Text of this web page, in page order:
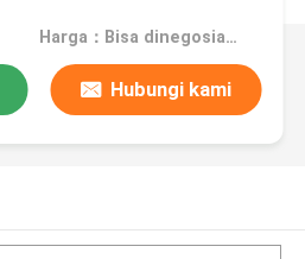
Harga：Bisa dinegosiasikan
Hubungi kami